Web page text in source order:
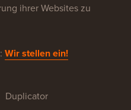
ihrer Websites zu
Wir stellen ein!
Duplicator